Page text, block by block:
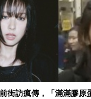
街訪瘋傳，「滿滿膠原